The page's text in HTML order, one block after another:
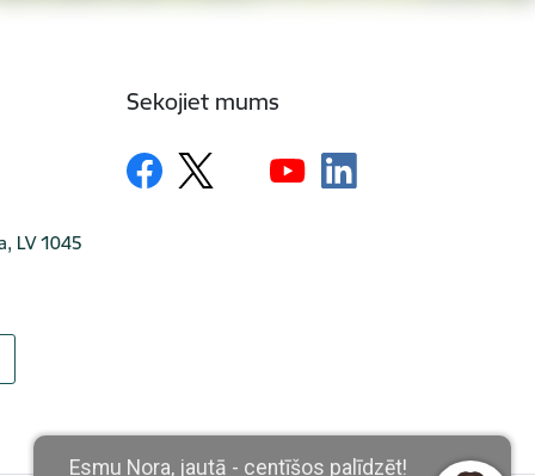
LV 1045
Sekojiet mums
Esmu Nora, jautā - centīšos palīdzēt!